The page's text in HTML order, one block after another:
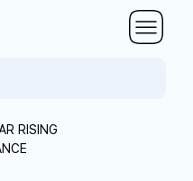
RISING